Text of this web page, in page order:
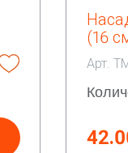
(16
Арт.